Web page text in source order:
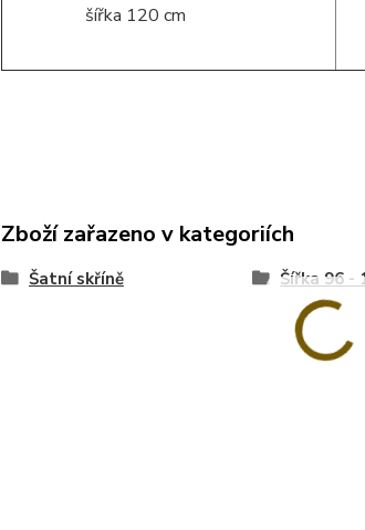
Zboží zařazeno v kategoriích
Šatní skříně Šířka 96 -